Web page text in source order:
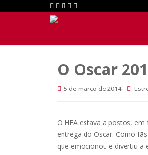
O Oscar
5 de março de 2014
O HEA estava a postos,
entrega do Oscar. Como
que emocionou e divertiu a